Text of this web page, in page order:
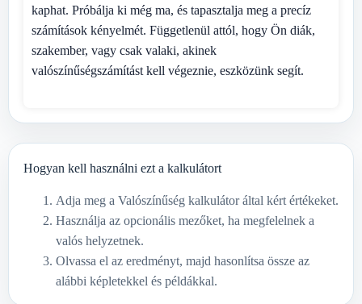
kaphat. Próbálja ki még ma, és tapasztalja meg a precíz
számítások kényelmét. Függetlenül attól, hogy Ön diák,
szakember, vagy csak valaki, akinek
valószínűségszámítást kell végeznie, eszközünk segít.
Hogyan kell használni ezt a kalkulátort
Adja meg a Valószínűség kalkulátor által kért értékeket.
Használja az opcionális mezőket, ha megfelelnek a
valós helyzetnek.
Olvassa el az eredményt, majd hasonlítsa össze az
alábbi képletekkel és példákkal.